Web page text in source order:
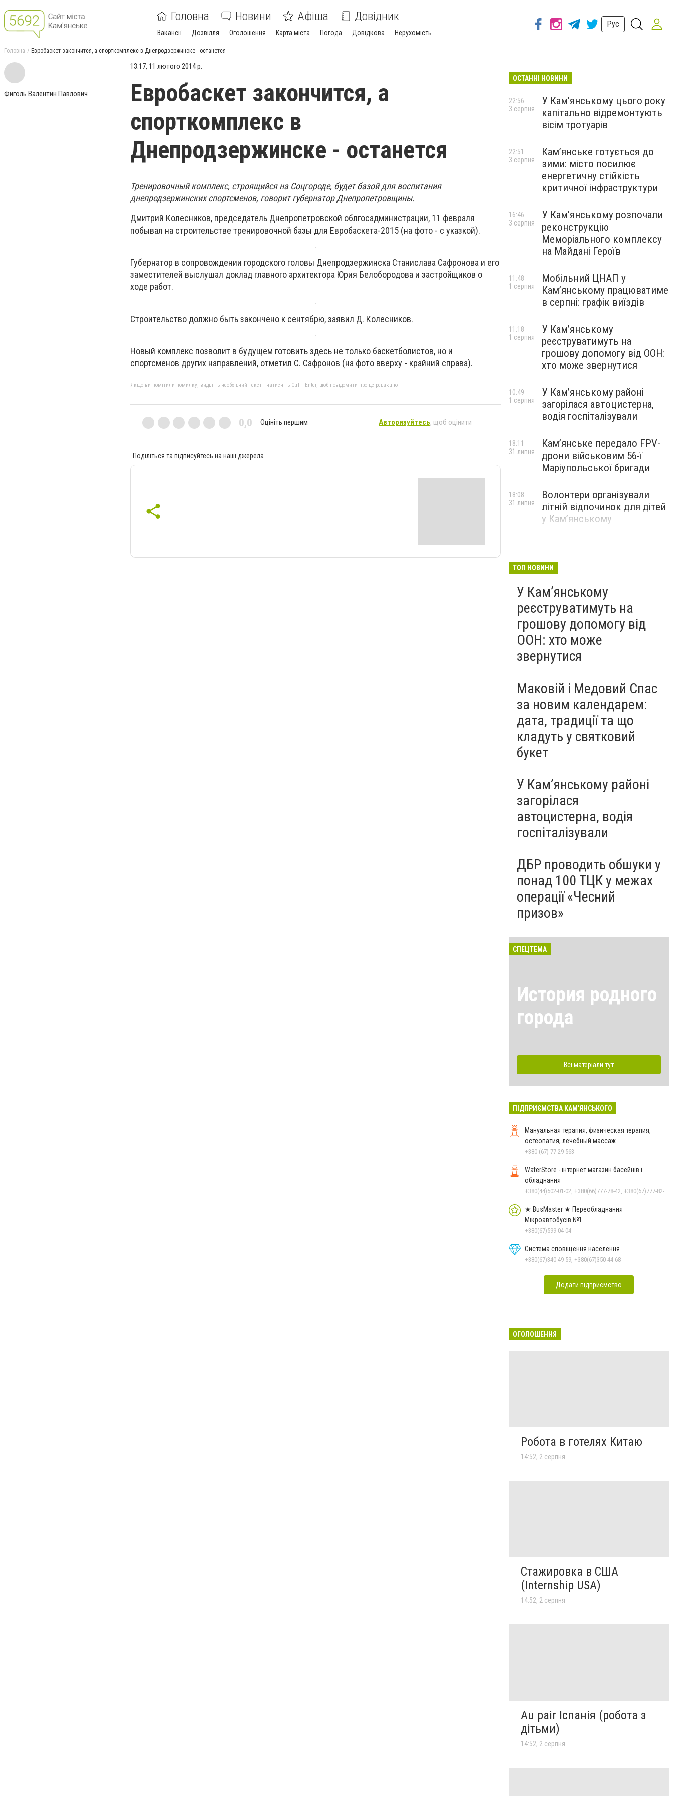
Головна Новини Афіша Довідник
Вакансії Дозвілля Оголошення Карта міста Погода Довідкова Нерухомість
Рус
Головна Евробаскет закончится, а спорткомплекс в Днепродзержинске - останется
Фиголь Валентин Павлович
13:17, 11 лютого 2014 р.
Евробаскет закончится, а
спорткомплекс в
Днепродзержинске - останется
Тренировочный комплекс, строящийся на Соцгороде, будет базой для воспитания
днепродзержинских спортсменов, говорит губернатор Днепропетровщины.
Дмитрий Колесников, председатель Днепропетровской облгосадминистрации, 11 февраля
побывал на строительстве тренировочной базы для Евробаскета-2015 (на фото - с указкой).
Губернатор в сопровождении городского головы Днепродзержинска Станислава Сафронова и его
заместителей выслушал доклад главного архитектора Юрия Белобородова и застройщиков о
ходе работ.
Строительство должно быть закончено к сентябрю, заявил Д. Колесников.
Новый комплекс позволит в будущем готовить здесь не только баскетболистов, но и
спортсменов других направлений, отметил С. Сафронов (на фото вверху - крайний справа).
Якщо ви помітили помилку, виділіть необхідний текст і натисніть Ctrl + Enter, щоб повідомити про це редакцію
0,0 Оцініть першим Авторизуйтесь, щоб оцінити
Поділіться та підписуйтесь на наші джерела
ОСТАННІ НОВИНИ
У Кам’янському цього року
капітально відремонтують
вісім тротуарів
22:56
3 серпня
Кам’янське готується до
зими: місто посилює
енергетичну стійкість
критичної інфраструктури
22:51
3 серпня
У Кам’янському розпочали
реконструкцію
Меморіального комплексу
на Майдані Героїв
16:46
3 серпня
Мобільний ЦНАП у
Кам’янському працюватиме
в серпні: графік виїздів
11:48
1 серпня
У Кам’янському
реєструватимуть на
грошову допомогу від ООН:
хто може звернутися
11:18
1 серпня
У Кам’янському районі
загорілася автоцистерна,
водія госпіталізували
10:49
1 серпня
Кам’янське передало FPV-
дрони військовим 56-ї
Маріупольської бригади
18:11
31 липня
Волонтери організували
літній відпочинок для дітей
у Кам’янському
18:08
31 липня
ТОП НОВИНИ
У Кам’янському
реєструватимуть на
грошову допомогу від
ООН: хто може
звернутися
Маковій і Медовий Спас
за новим календарем:
дата, традиції та що
кладуть у святковий
букет
У Кам’янському районі
загорілася
автоцистерна, водія
госпіталізували
ДБР проводить обшуки у
понад 100 ТЦК у межах
операції «Чесний
призов»
СПЕЦТЕМА
История родного
города
Всі матеріали тут
ПІДПРИЄМСТВА КАМ'ЯНСЬКОГО
Мануальная терапия, физическая терапия,
остеопатия, лечебный массаж
+380 (67) 77-29-563
WaterStore - інтернет магазин басейнів і
обладнання
★ BusMaster ★ Переобладнання
Мікроавтобусів №1
+380(67)599-04-04
Система сповіщення населення
+380(67)340-49-59, +380(67)350-44-68
Додати підприємство
ОГОЛОШЕННЯ
Робота в готелях Китаю
14:52, 2 серпня
Стажировка в США
(Internship USA)
14:52, 2 серпня
Au pair Іспанія (робота з
дітьми)
14:52, 2 серпня